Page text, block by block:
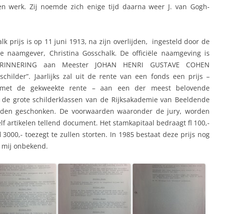
werk. Zij noemde zich enige tijd daarna weer J. van Gogh-
prijs is op 11 juni 1913, na zijn overlijden, ingesteld door de
naamgever, Christina Gosschalk. De officiële naamgeving is
aan Meester JOHAN HENRI GUSTAVE COHEN
Jaarlijks zal uit de rente van een fonds een prijs –
met de gekweekte rente – aan een der meest belovende
grote schilderklassen van de Rijksakademie van Beeldende
geschonken. De voorwaarden waaronder de jury, worden
artikelen tellend document. Het stamkapitaal bedraagt fl 100,-
toezegt te zullen storten. In 1985 bestaat deze prijs nog
onbekend.